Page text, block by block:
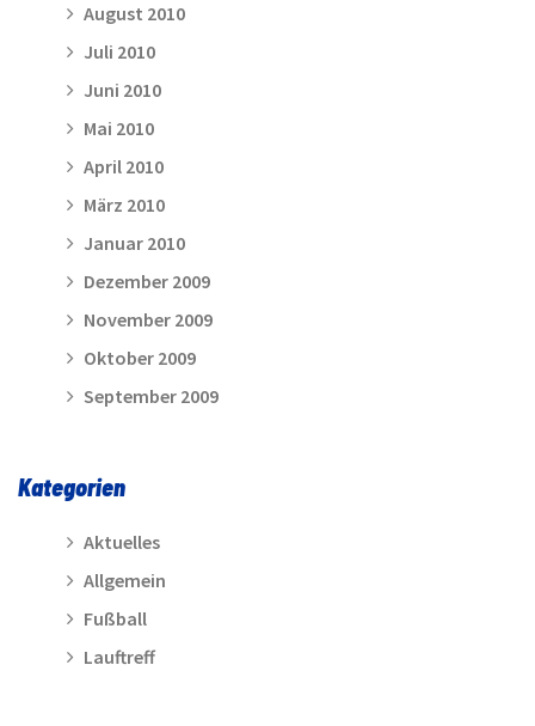
August 2010
Juli 2010
Juni 2010
Mai 2010
April 2010
März 2010
Januar 2010
Dezember 2009
November 2009
Oktober 2009
September 2009
Kategorien
Aktuelles
Allgemein
Fußball
Lauftreff